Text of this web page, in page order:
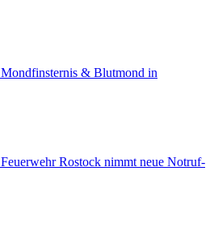
Mondfinsternis & Blutmond in
Feuerwehr Rostock nimmt neue Notruf-